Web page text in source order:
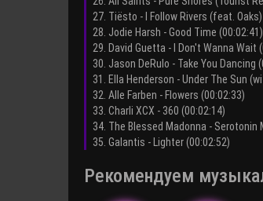
27. Tiësto - I Follow Rivers (feat.
28. Jodie Harsh - Good Time (00:02:41)
29. David Guetta - I Don't Wanna Wait
30. Jason DeRulo - Take You Dancing
31. Ella Henderson - Under The Sun
32. Alle Farben - Flowers (00:02:33)
33. Charli XCX - 360 (00:02:14)
34. The Blessed Madonna - Serotonin
35. Galantis - Lighter (00:02:52)
Рекомендуем